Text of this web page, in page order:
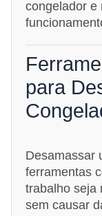
congelador e
para
Desamassar
ferramentas
trabalho seja
sem causar